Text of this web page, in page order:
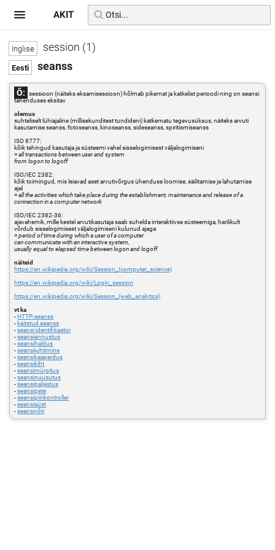
session (1)
seanss
Õ:
sessioon (näiteks eksamisessioon) hõlmab pikemat ja katkelist perioodi ning on seansi
tähenduses eksitav
olemus
suhteliselt lühiajaline (millisekunditest tundideni) katkematu tegevusüksus, näiteks arvuti
kasutamise seanss, fotoseanss, kinoseanss, sideseanss, spiritismiseanss
ISO 8777:
kõik tehingud kasutaja ja süsteemi vahel sisselogimisest väljalogimiseni
=all transactions between user and system
from logon to logoff
ISO/IEC 2382:
kõik toimingud, mis leiavad aset arvutivõrgus ühenduse loomise, säilitamise ja lahutamise
ajal
=all the activities which take place during the establishment, maintenance and release of a
connection in a computer network
ISO/IEC 2382-36:
ajavahemik, mille kestel arvutikasutaja saab suhelda interaktiivse süsteemiga, harilikult
võrdub sisselogimisest väljalogimiseni kulunud ajaga
=period of time during which a user of a computer
can communicate with an interactive system,
usually equal to elapsed time between logon and logoff
näiteid
https://en.wikipedia.org/wiki/Session_(computer_science)
https://en.wikipedia.org/wiki/Login_session
https://en.wikipedia.org/wiki/Session_(web_analytics)
vt ka
-HTTP-seanss
- kaitstud seanss
-seansi identifikaator
-seansiennustus
-seansihaldus
-seansijuhtimine
-seansikaaperdus
-seansikiht
-seansimürgitus
-seansinuusutus
-seansipaljastus
-seansipete
-seansipiirikontroller
-seansisüst
-seansivõti
AKIT